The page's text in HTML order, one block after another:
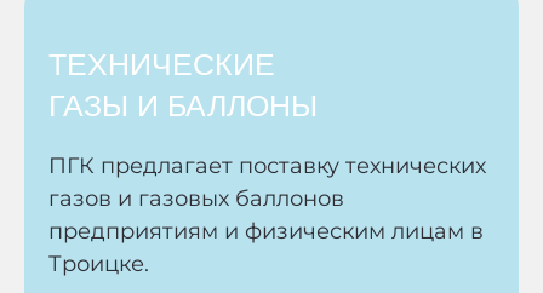
ТЕХНИЧЕСКИЕ
ГАЗЫ И БАЛЛОНЫ
ПГК предлагает поставку технических
газов и газовых баллонов
предприятиям и физическим лицам в
Троицке.